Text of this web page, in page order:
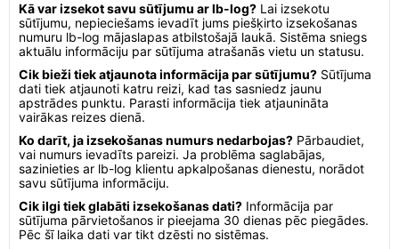
Kā var izsekot savu sūtījumu ar lb-log? Lai izsekotu
sūtījumu, nepieciešams ievadīt jums piešķirto izsekošanas
numuru lb-log mājaslapas atbilstošajā laukā. Sistēma sniegs
aktuālu informāciju par sūtījuma atrašanās vietu un statusu.
Cik bieži tiek atjaunota informācija par sūtījumu? Sūtījuma
dati tiek atjaunoti katru reizi, kad tas sasniedz jaunu
apstrādes punktu. Parasti informācija tiek atjaunināta
vairākas reizes dienā.
Ko darīt, ja izsekošanas numurs nedarbojas? Pārbaudiet,
vai numurs ievadīts pareizi. Ja problēma saglabājas,
sazinieties ar lb-log klientu apkalpošanas dienestu, norādot
savu sūtījuma informāciju.
Cik ilgi tiek glabāti izsekošanas dati? Informācija par
sūtījuma pārvietošanos ir pieejama 30 dienas pēc piegādes.
Pēc šī laika dati var tikt dzēsti no sistēmas.